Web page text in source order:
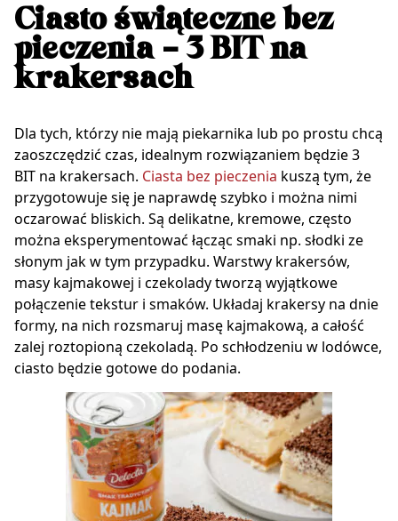
Ciasto świąteczne bez
pieczenia – 3 BIT na
krakersach
Dla tych, którzy nie mają piekarnika lub po prostu chcą
zaoszczędzić czas, idealnym rozwiązaniem będzie 3
BIT na krakersach. Ciasta bez pieczenia kuszą tym, że
przygotowuje się je naprawdę szybko i można nimi
oczarować bliskich. Są delikatne, kremowe, często
można eksperymentować łącząc smaki np. słodki ze
słonym jak w tym przypadku. Warstwy krakersów,
masy kajmakowej i czekolady tworzą wyjątkowe
połączenie tekstur i smaków. Układaj krakersy na dnie
formy, na nich rozsmaruj masę kajmakową, a całość
zalej roztopioną czekoladą. Po schłodzeniu w lodówce,
ciasto będzie gotowe do podania.